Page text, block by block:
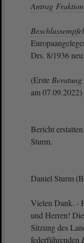
Antrag Fraktion
Drs. 8/1936 neu
(Erste Beratung
am 07.09.2022)
Bericht
Sturm.
Daniel Sturm
Vielen Dank. -
und Herren!
Sitzung des
federführenden